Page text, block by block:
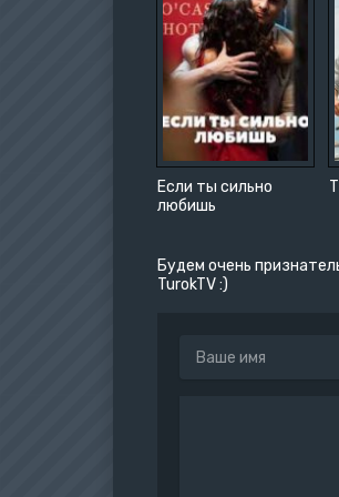
Если ты сильно
любишь
Будем очень
TurokTV :)